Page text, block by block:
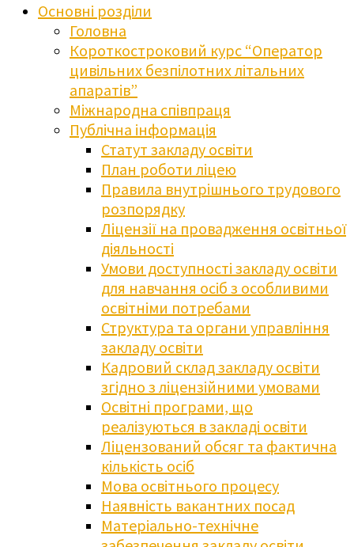
Основні розділи
Головна
Короткостроковий курс “Оператор
цивільних безпілотних літальних
апаратів”
Міжнародна співпраця
Публічна інформація
Статут закладу освіти
План роботи ліцею
Правила внутрішнього трудового
розпорядку
Ліцензії на провадження освітньої
діяльності
Умови доступності закладу освіти
для навчання осіб з особливими
освітніми потребами
Структура та органи управління
закладу освіти
Кадровий склад закладу освіти
згідно з ліцензійними умовами
Освітні програми, що
реалізуються в закладі освіти
Ліцензований обсяг та фактична
кількість осіб
Мова освітнього процесу
Наявність вакантних посад
Матеріально-технічне